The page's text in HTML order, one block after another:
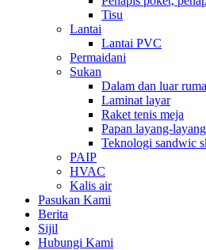
Tisu
Lantai
Lantai PVC
Permaidani
Sukan
Dalam dan luar
Laminat layar
Raket tenis meja
Papan layang-layang
Teknologi sandwic
PAIP
HVAC
Kalis air
Pasukan Kami
Berita
Sijil
Hubungi Kami